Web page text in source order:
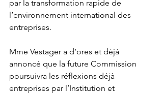
par la transformation rapide de
l’environnement international des
entreprises.
Mme Vestager a d’ores et déjà
annoncé que la future Commission
poursuivra les réflexions déjà
entreprises par l’Institution et